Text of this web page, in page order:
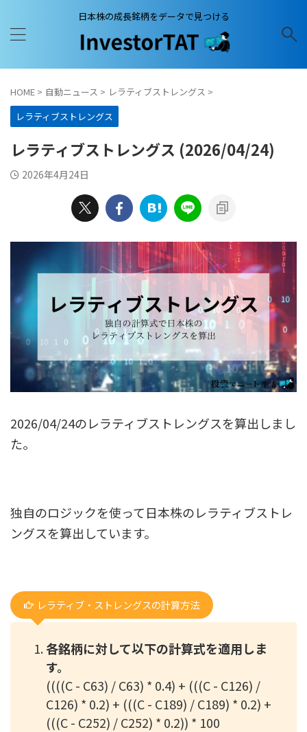
日本株の成長銘柄をデータで見つける
HOME > 自動ニュース > レラティブストレングス >
レラティブストレングス
レラティブストレングス (2026/04/24)
2026年4月24日
2026/04/24のレラティブストレングスを算出しまし
た。
独自のロジックを使って日本株のレラティブストレ
ングスを算出しています。
レラティブ・ストレングスの計算方法
各銘柄に対して以下の計算式を適用しま
す。
((((C - C63) / C63) * 0.4) + (((C - C126) /
C126) * 0.2) + (((C - C189) / C189) * 0.2) +
(((C - C252) / C252) * 0.2)) * 100